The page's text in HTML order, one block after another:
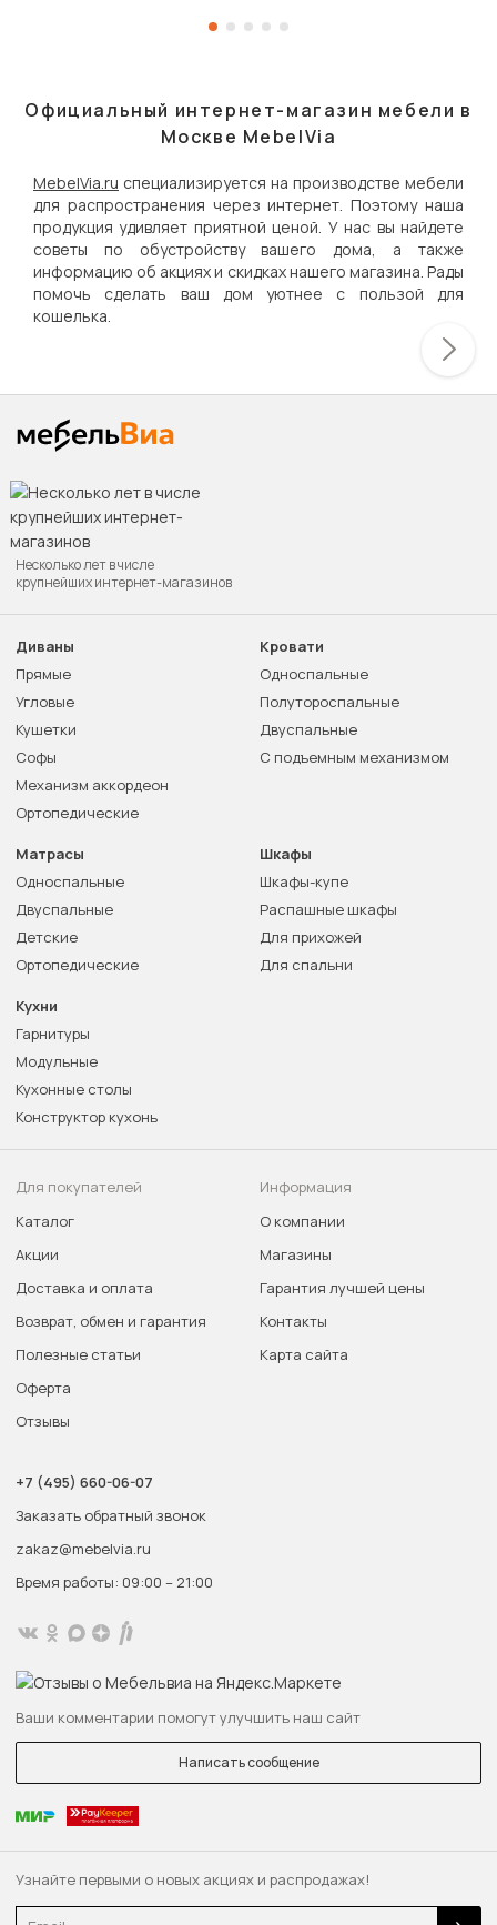
Официальный интернет-магазин мебели в
Москве MebelVia
MebelVia.ru специализируется на производстве мебели
для распространения через интернет. Поэтому наша
продукция удивляет приятной ценой. У нас вы найдете
советы по обустройству вашего дома, а также
информацию об акциях и скидках нашего магазина. Рады
помочь сделать ваш дом уютнее с пользой для
кошелька.
Узнайте первыми о новых акциях и распродажах!
Email
Несколько лет в числе
крупнейших интернет-магазинов
Диваны
Прямые
Угловые
Кушетки
Софы
Механизм аккордеон
Ортопедические
Кровати
Односпальные
Полутороспальные
Двуспальные
С подъемным механизмом
Матрасы
Односпальные
Двуспальные
Детские
Ортопедические
Шкафы
Шкафы-купе
Распашные шкафы
Для прихожей
Для спальни
Кухни
Гарнитуры
Модульные
Кухонные столы
Конструктор кухонь
Для покупателей
Каталог
Акции
Доставка и оплата
Возврат, обмен и гарантия
Полезные статьи
Оферта
Отзывы
Информация
О компании
Магазины
Гарантия лучшей цены
Контакты
Карта сайта
+7 (495) 660-06-07
Заказать обратный звонок
zakaz@mebelvia.ru
Время работы: 09:00 – 21:00
Ваши комментарии помогут улучшить наш сайт
Написать сообщение